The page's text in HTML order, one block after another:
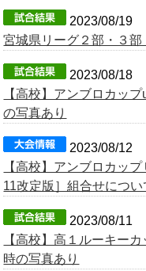
2023/08/19
宮城県リーグ２部・３
2023/08/18
【高校】アンブロカッ
の写真あり
2023/08/12
【高校】アンブロカッ
11改定版］組合せについ
2023/08/11
【高校】高１ルーキー
時の写真あり